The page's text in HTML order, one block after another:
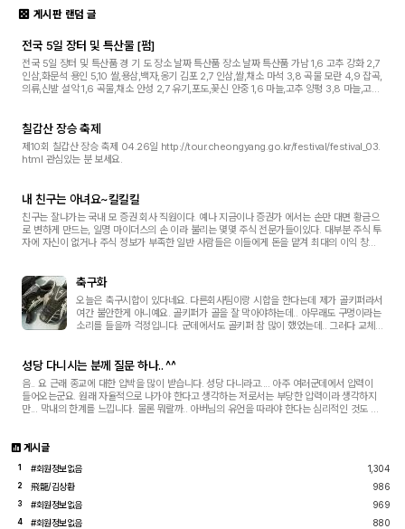
게시판 랜덤 글
전국 5일 장터 및 특산물 [펌]
전국 5일 장터 및 특산품 경 기 도 장소 날짜 특산품 장소 날짜 특산품 가남 1,6 고추 강화 2,7
인삼,화문석 용인 5,10 쌀,용삼,백자,옹기 김포 2,7 인삼,쌀,채소 마석 3,8 곡물 모란 4,9 잡곡,
의류,신발 설악 1,6 곡물,채소 안성 2,7 유기,포도,꽃신 안중 1,6 마늘,고추 양평 3,8 마늘,고추,
칠갑산 장승 축제
제10회 칠갑산 장승 축제 04.26일 http://tour.cheongyang.go.kr/festival/festival_03.
html 관심있는 분 보세요.
내 친구는 아녀요~킬킬킬
친구는 잘나가는 국내 모 증권 회사 직원이다. 예나 지금이나 증권가 에서는 손만 대면 황금으
로 변하게 만드는, 일명 마이더스의 손 이라 불리는 몇몇 주식 전문가들이있다. 대부분 주식 투
자에 자신이 없거나 주식 정보가 부족한 일반 사람들은 이들에게 돈을 맡겨 최대의 이익 창출
축구화
오늘은 축구시합이 있다네요. 다른회사팀이랑 시합을 한다는데 제가 골키퍼라서
여간 불안한게 아니예요. 골키퍼가 골을 잘 막아야하는데.. 아무래도 구멍이라는
소리를 들을까 걱정입니다. 군데에서도 골키퍼 참 많이 했었는데.. 그러다 교체
성당 다니시는 분께 질문 하나.. ^^
음.. 요 근래 종교에 대한 압박을 많이 받습니다. 성당 다니라고.... 아주 여러군데에서 압력이
들어오는군요. 원래 자율적으로 나가야 한다고 생각하는 저로서는 부당한 압력이라 생각하지
만... 막내의 한계를 느낍니다. 물론 뭐랄까.. 아버님의 유언을 따라야 한다는 심리적인 것도 많
게시글
1 #회원정보없음 1,304
2 飛龍/김상환 986
3 #회원정보없음 969
4 #회원정보없음 880